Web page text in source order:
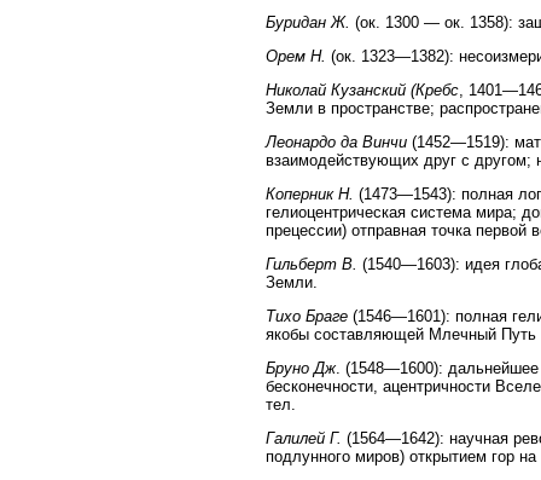
Буридан Ж. (ок. 1300 — ок. 1358):
Орем Н. (ок. 1323—1382):
Николай Кузанский (Кребс,
Земли в пространстве;
Леонардо да Винчи (1452—1519):
взаимодействующих друг с другом;
Коперник Н. (1473—1543): полная
гелиоцентрическая система мира;
прецессии) отправная точка первой
Гильберт В. (1540—1603): идея
Земли.
Тихо Браге (1546—1601): полная
якобы составляющей Млечный Путь
Бруно Дж. (1548—1600): дальнейшее
бесконечности, ацентричности
тел.
Галилей Г. (1564—1642): научная
подлунного миров) открытием гор